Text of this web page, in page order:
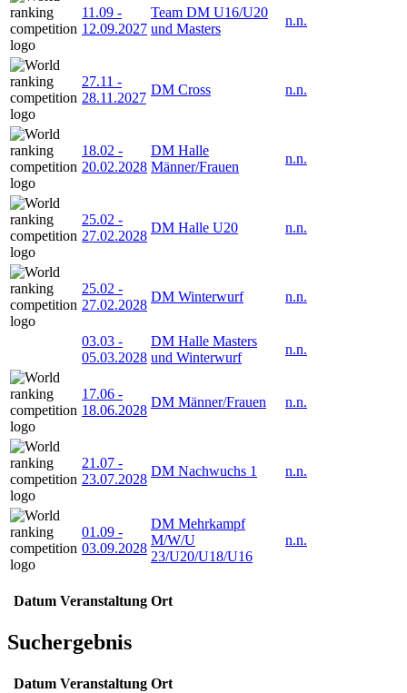
11.09 -
12.09.2027
Team DM U16/U20
und Masters
n.n.
27.11 -
28.11.2027
DM Cross n.n.
18.02 -
20.02.2028
DM Halle
Männer/Frauen
n.n.
25.02 -
27.02.2028
DM Halle U20 n.n.
25.02 -
27.02.2028
DM Winterwurf n.n.
03.03 -
05.03.2028
DM Halle Masters
und Winterwurf
n.n.
17.06 -
18.06.2028
DM Männer/Frauen n.n.
21.07 -
23.07.2028
DM Nachwuchs 1 n.n.
01.09 -
03.09.2028
DM Mehrkampf
M/W/U
23/U20/U18/U16
n.n.
Datum Veranstaltung Ort
Suchergebnis
Datum Veranstaltung Ort